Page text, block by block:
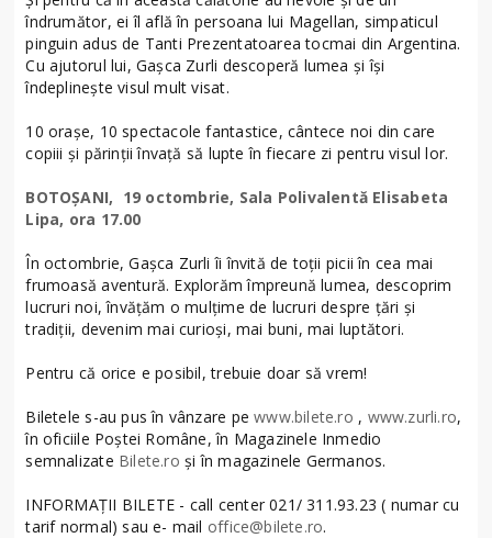
îndrumător, ei îl află în persoana lui Magellan, simpaticul
pinguin adus de Tanti Prezentatoarea tocmai din Argentina.
Cu ajutorul lui, Gașca Zurli descoperă lumea și își
îndeplinește visul mult visat.
10 orașe, 10 spectacole fantastice, cântece noi din care
copiii și părinții învață să lupte în fiecare zi pentru visul lor.
BOTOȘANI, 19 octombrie, Sala Polivalentă Elisabeta
Lipa, ora 17.00
În octombrie, Gașca Zurli îi învită de toții picii în cea mai
frumoasă aventură. Explorăm împreună lumea, descoprim
lucruri noi, învățăm o mulțime de lucruri despre țări și
tradiții, devenim mai curioși, mai buni, mai luptători.
Pentru că orice e posibil, trebuie doar să vrem!
Biletele s-au pus în vânzare pewww.bilete.ro , www.zurli.ro,
în oficiile Poștei Române, în Magazinele Inmedio
semnalizate Bilete.ro și în magazinele Germanos.
INFORMAȚII BILETE - call center 021/ 311.93.23 ( numar cu
tarif normal) sau e- mail office@bilete.ro​.